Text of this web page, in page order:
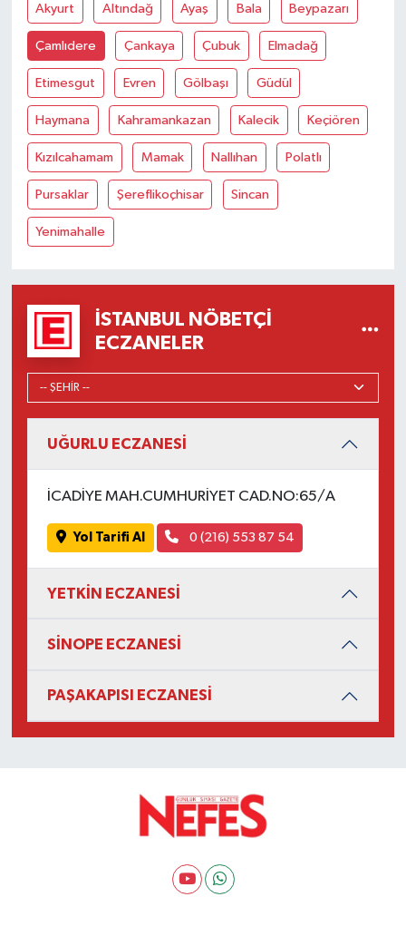
Akyurt Altındağ Ayaş Bala Beypazarı
Çamlıdere Çankaya Çubuk Elmadağ
Etimesgut Evren Gölbaşı Güdül
Haymana Kahramankazan Kalecik Keçiören
Kızılcahamam Mamak Nallıhan Polatlı
Pursaklar Şereflikoçhisar Sincan
Yenimahalle
İSTANBUL NÖBETÇI
ECZANELER
UĞURLU ECZANESİ
İCADİYE MAH.CUMHURİYET CAD.NO:65/A
Yol Tarifi Al 0 (216) 553 87 54
YETKİN ECZANESİ
SİNOPE ECZANESİ
PAŞAKAPISI ECZANESİ